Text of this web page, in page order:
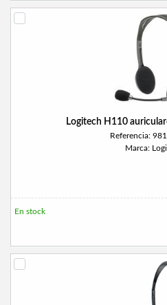
Logitech H110
Referencia:
Marca:
En stock